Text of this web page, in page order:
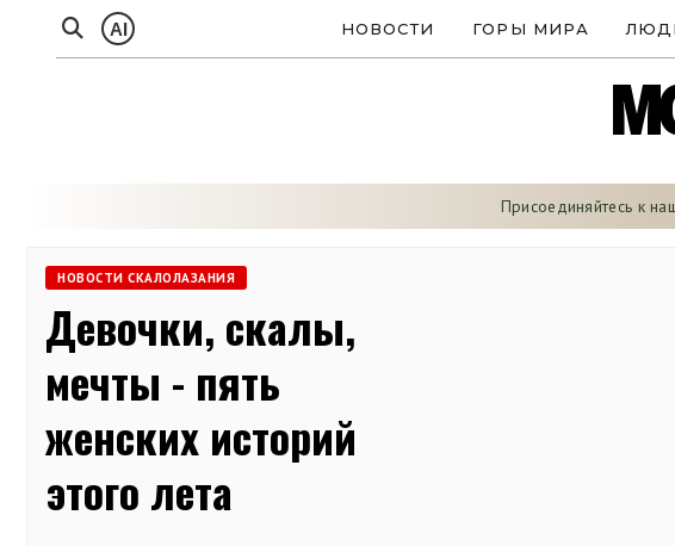
AI НОВОСТИ ГОРЫ МИРА
Присоединяйтесь к
НОВОСТИ СКАЛОЛАЗАНИЯ
Девочки, скалы,
мечты - пять
женских историй
этого лета